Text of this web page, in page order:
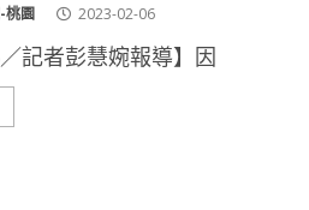
桃園 2023-02-06
／記者彭慧婉報導】因